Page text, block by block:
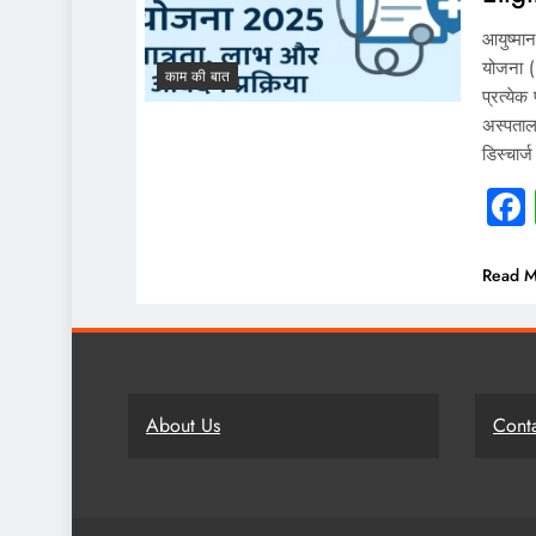
काम की बात
योजना
प्रत्येक
Read
About Us